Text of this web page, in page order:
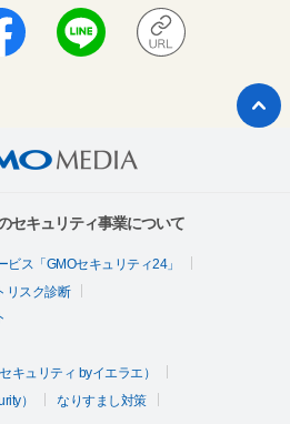
セキュリティ事業について
ス「GMOセキュリティ24」
リスク診断
キュリティ byイエラエ）
）
なりすまし対策